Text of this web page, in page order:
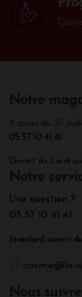
05 57 10 41 41
Ouvert du Lundi
Une question ?
Standard ouvert
noemie@la-